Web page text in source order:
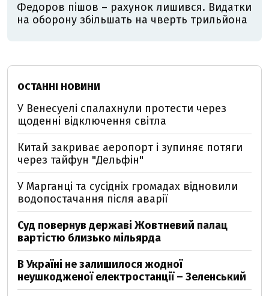
Федоров пішов – рахунок лишився. Видатки
на оборону збільшать на чверть трильйона
ОСТАННІ НОВИНИ
У Венесуелі спалахнули протести через
щоденні відключення світла
Китай закриває аеропорт і зупиняє потяги
через тайфун "Дельфін"
У Марганці та сусідніх громадах відновили
водопостачання після аварії
Суд повернув державі Жовтневий палац
вартістю близько мільярда
В Україні не залишилося жодної
неушкодженої електростанції – Зеленський